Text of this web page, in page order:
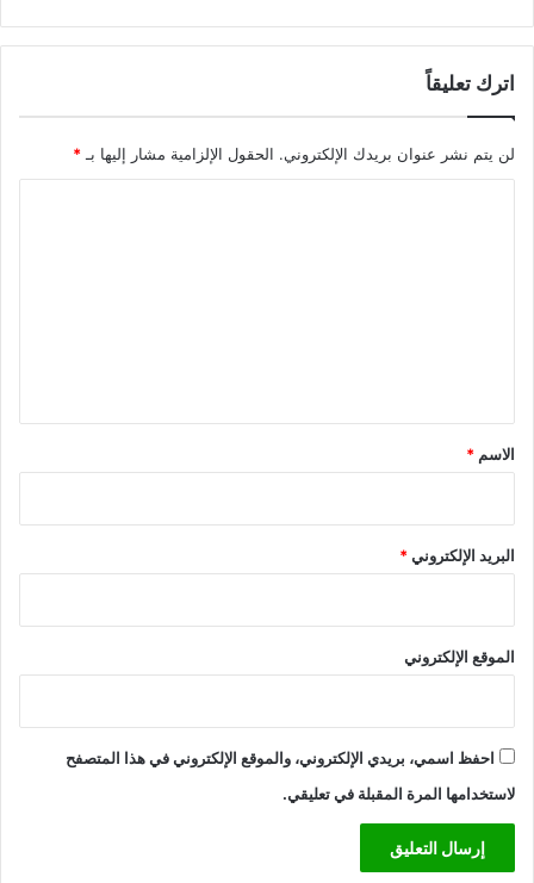
اترك تعليقاً
لن يتم نشر عنوان بريدك الإلكتروني. الحقول الإلزامية مشار إليها بـ *
*
الاسم *
البريد الإلكتروني*
الموقع الإلكتروني
احفظ اسمي، بريدي الإلكتروني، والموقع الإلكتروني في هذا المتصفح
لاستخدامها المرة المقبلة في تعليقي.